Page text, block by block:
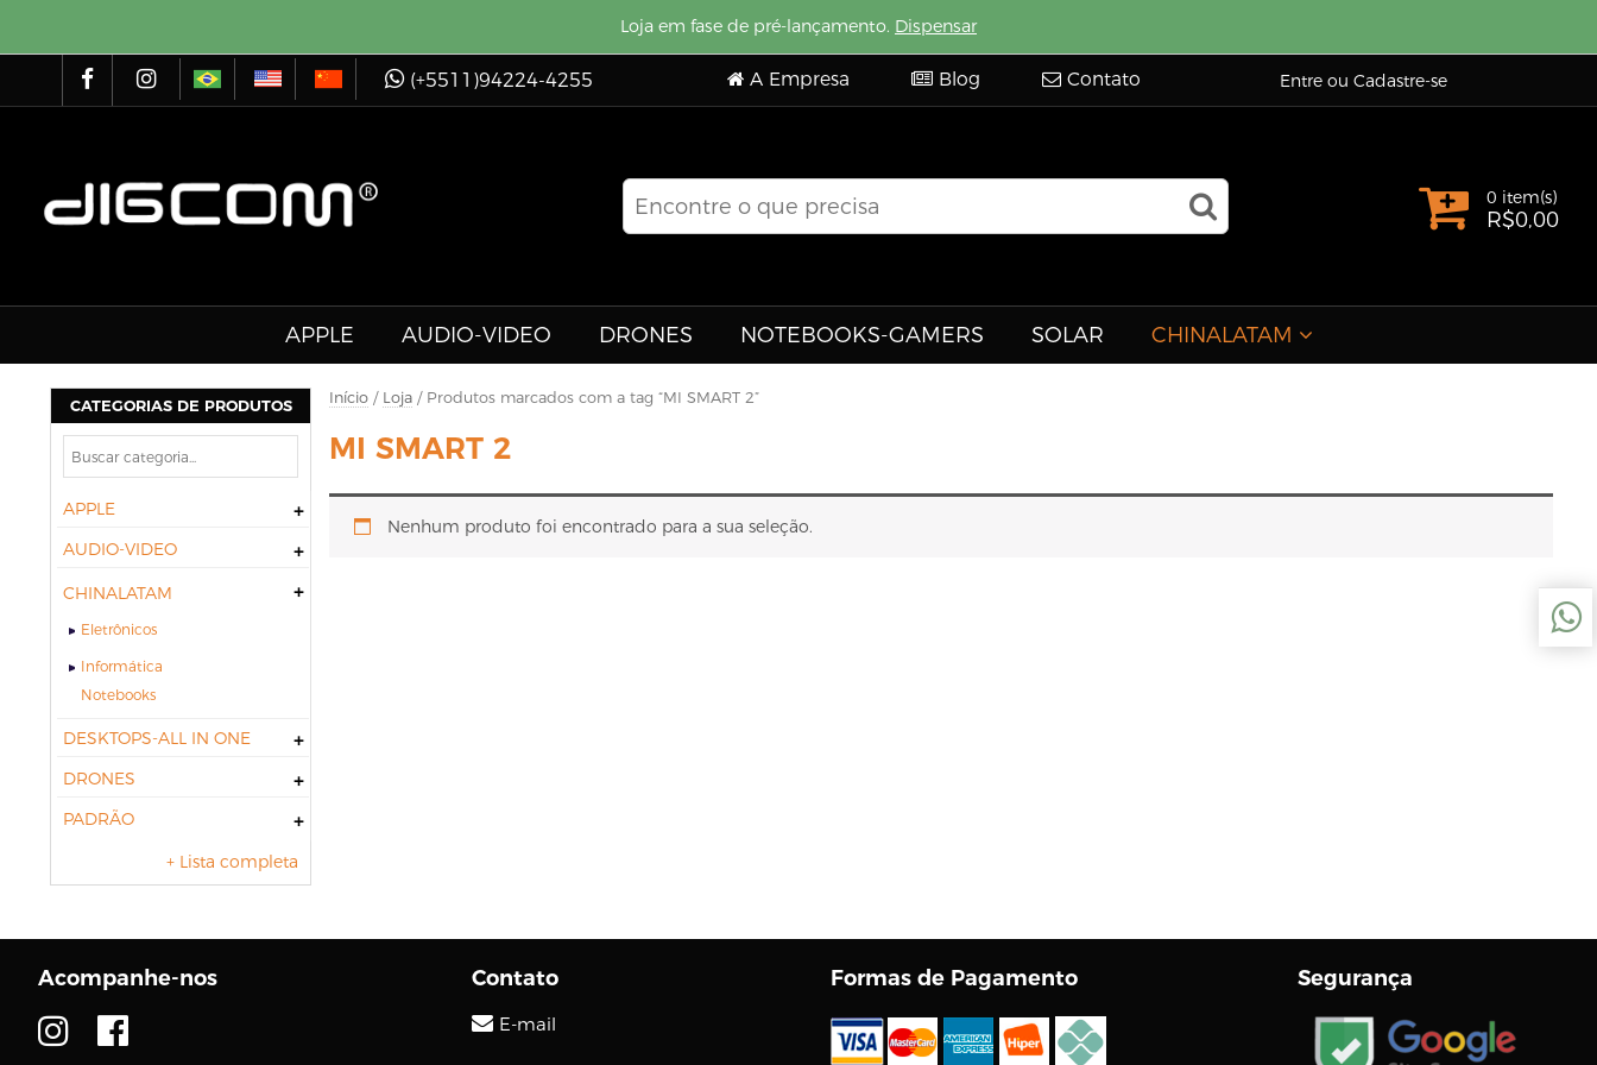
Loja em fase de pré-lançamento. Dispensar
(+5511)94224-4255 A Empresa Blog Contato Entre ou Cadastre-se
0 item(s)
R$0,00
APPLE AUDIO-VIDEO DRONES NOTEBOOKS-GAMERS SOLAR CHINALATAM
Início / Loja / Produtos marcados com a tag “MI SMART 2”
MI SMART 2
Nenhum produto foi encontrado para a sua seleção.
CATEGORIAS DE PRODUTOS
APPLE
AUDIO-VIDEO
CHINALATAM
Eletrônicos
Informática
notebooks
DESKTOPS-ALL IN ONE
DRONES
PADRÃO
+ Lista completa
Acompanhe-nos Contato
E-mail
Formas de Pagamento Segurança